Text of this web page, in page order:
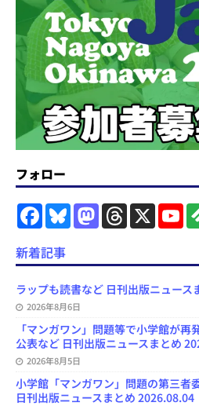
フォロー
F
e
b
o
k
B
y
M
o
n
T
s
X
Y
e
C
a
n
n
新着記事
ラップも読書など 日刊出版ニュース
2026年8月6日
「マンガワン」問題等で小学館が
公表など 日刊出版ニュースまとめ
2026年8月5日
小学館「マンガワン」問題の第三者
日刊出版ニュースまとめ 2026.08.04